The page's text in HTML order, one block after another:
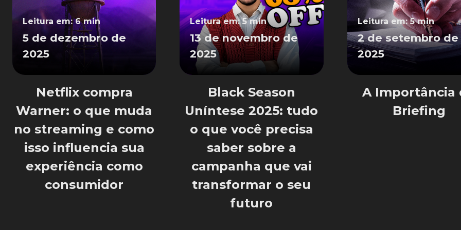
Leitura em: 6 min
5 de dezembro de
2025
Netflix compra
Warner: o que muda
no streaming e como
isso influencia sua
experiência como
consumidor
Leitura em: 5 min
13 de novembro de
2025
Black Season
Uníntese 2025: tudo
o que você precisa
saber sobre a
campanha que vai
transformar o seu
futuro
Leitura em: 5 min
2 de setembro de
2025
A Importância
Briefing